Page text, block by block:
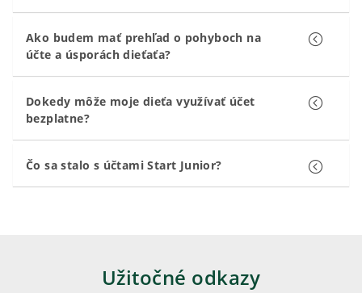
Ako budem mať prehľad o pohyboch na
účte a úsporách dieťaťa?
Dokedy môže moje dieťa využívať účet
bezplatne?
Čo sa stalo s účtami Start Junior?
Užitočné odkazy